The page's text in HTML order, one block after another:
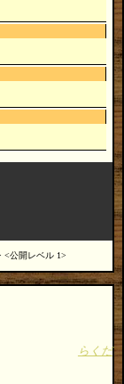
公開レベル 1
らくだ